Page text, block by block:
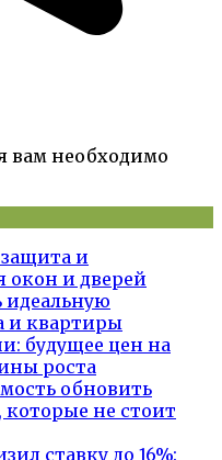
вам необходимо
и
окон и дверей
идеальную
и квартиры
будущее цен на
роста
обновить
которые не стоит
ставку до 16%: